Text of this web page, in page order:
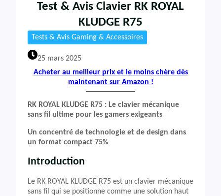
Test & Avis Clavier RK ROYAL
KLUDGE R75
Tests & Avis Gaming & Accessoires
25 mars 2025
Acheter au meilleur prix et le moins chère dès
maintenant sur Amazon !
RK ROYAL KLUDGE R75 : Le clavier mécanique
sans fil ultime pour les gamers exigeants
Un concentré de technologie et de design dans
un format compact 75%
Introduction
Le RK ROYAL KLUDGE R75 est un clavier mécanique
sans fil qui se positionne comme une solution haut